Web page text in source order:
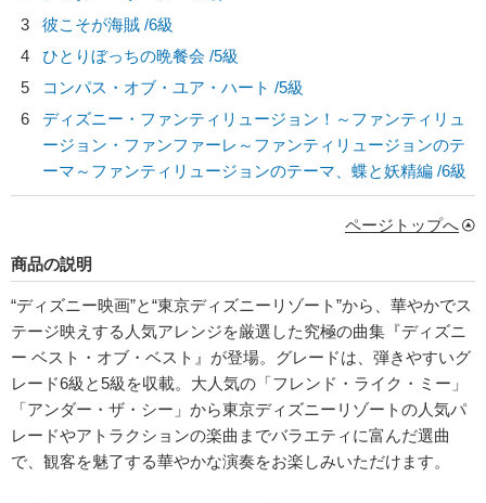
3
彼こそが海賊 /6級
4
ひとりぼっちの晩餐会 /5級
5
コンパス・オブ・ユア・ハート /5級
6
ディズニー・ファンティリュージョン！～ファンティリュ
ージョン・ファンファーレ～ファンティリュージョンのテ
ーマ～ファンティリュージョンのテーマ、蝶と妖精編 /6級
ページトップへ
商品の説明
“ディズニー映画”と“東京ディズニーリゾート”から、華やかでス
テージ映えする人気アレンジを厳選した究極の曲集『ディズニ
ー ベスト・オブ・ベスト』が登場。グレードは、弾きやすいグ
レード6級と5級を収載。大人気の「フレンド・ライク・ミー」
「アンダー・ザ・シー」から東京ディズニーリゾートの人気パ
レードやアトラクションの楽曲までバラエティに富んだ選曲
で、観客を魅了する華やかな演奏をお楽しみいただけます。